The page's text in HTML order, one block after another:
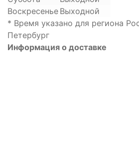
Воскресенье Выходной
* Время указано для региона
Петербург
Информация о доставке